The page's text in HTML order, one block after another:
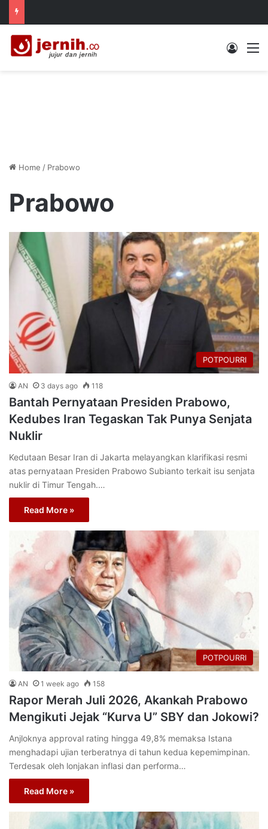
Log In
Home / Prabowo
Prabowo
POTPOURRI
AN 3 days ago 118
Bantah Pernyataan Presiden Prabowo,
Kedubes Iran Tegaskan Tak Punya Senjata
Nuklir
Kedutaan Besar Iran di Jakarta melayangkan klarifikasi resmi
atas pernyataan Presiden Prabowo Subianto terkait isu senjata
nuklir di Timur Tengah.…
Read More »
POTPOURRI
AN 1 week ago 158
Rapor Merah Juli 2026, Akankah Prabowo
Mengikuti Jejak “Kurva U” SBY dan Jokowi?
Anjloknya approval rating hingga 49,8% memaksa Istana
menghadapi ujian terberatnya di tahun kedua kepemimpinan.
Terdesak oleh lonjakan inflasi dan performa…
Read More »